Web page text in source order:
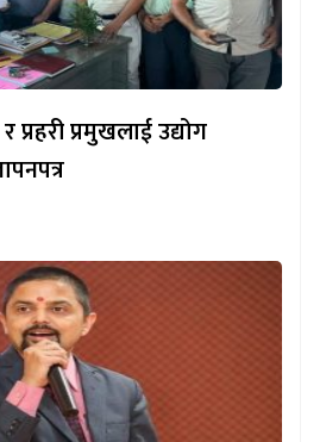
प्रमुखलाई उद्योग